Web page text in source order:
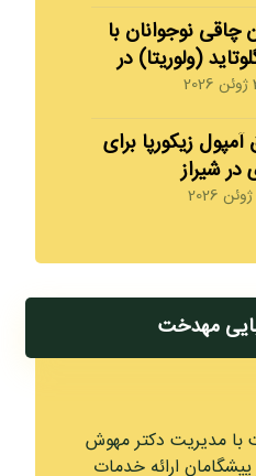
چاقی نوجوانان با
(ولوریتا) در
شیراز | 09170008792
آمپول زیکورپا برای
در شیراز
مهدخت
با مدیریت دکتر مهوش
ارائه خدمات